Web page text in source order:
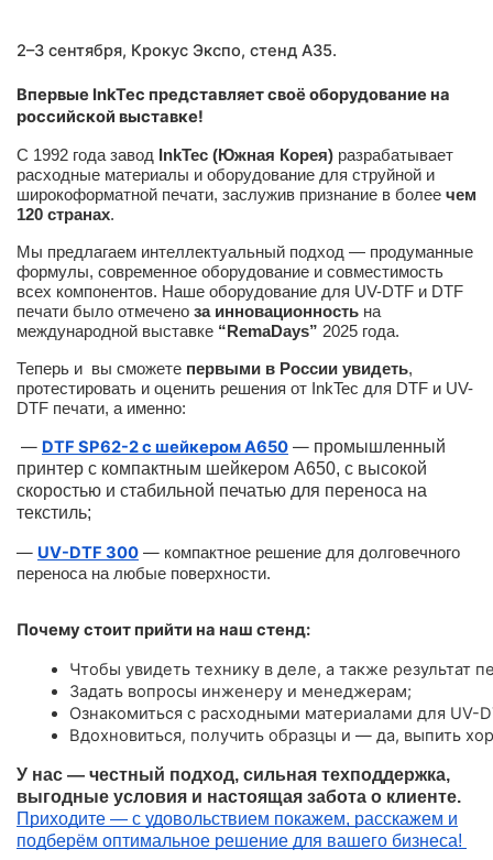
2–3 сентября, Крокус Экспо, стенд A35.
Впервые InkTec представляет своё оборудование на
российской выставке!
С 1992 года завод InkTec (Южная Корея) разрабатывает
расходные материалы и оборудование для струйной и
широкоформатной печати, заслужив признание в более чем
120 странах.
Мы предлагаем интеллектуальный подход — продуманные
формулы, современное оборудование и совместимость
всех компонентов. Наше оборудование для UV-DTF и DTF
печати было отмечено за инновационность на
международной выставке “RemaDays” 2025 года.
Теперь и вы сможете первыми в России увидеть,
протестировать и оценить решения от InkTec для DTF и UV-
DTF печати, а именно:
— DTF SP62-2 с шейкером A650 — промышленный
принтер с компактным шейкером А650, с высокой
скоростью и стабильной печатью для переноса на
текстиль;
— UV-DTF 300 — компактное решение для долговечного
переноса на любые поверхности.
Почему стоит прийти на наш стенд:
Чтобы увидеть технику в деле, а также результат
Задать вопросы инженеру и менеджерам;
Ознакомиться с расходными материалами для UV-
Вдохновиться, получить образцы и — да, выпить
У нас — честный подход, сильная техподдержка,
выгодные условия и настоящая забота о клиенте.
Приходите — с удовольствием покажем, расскажем и
подберём оптимальное решение для вашего бизнеса!